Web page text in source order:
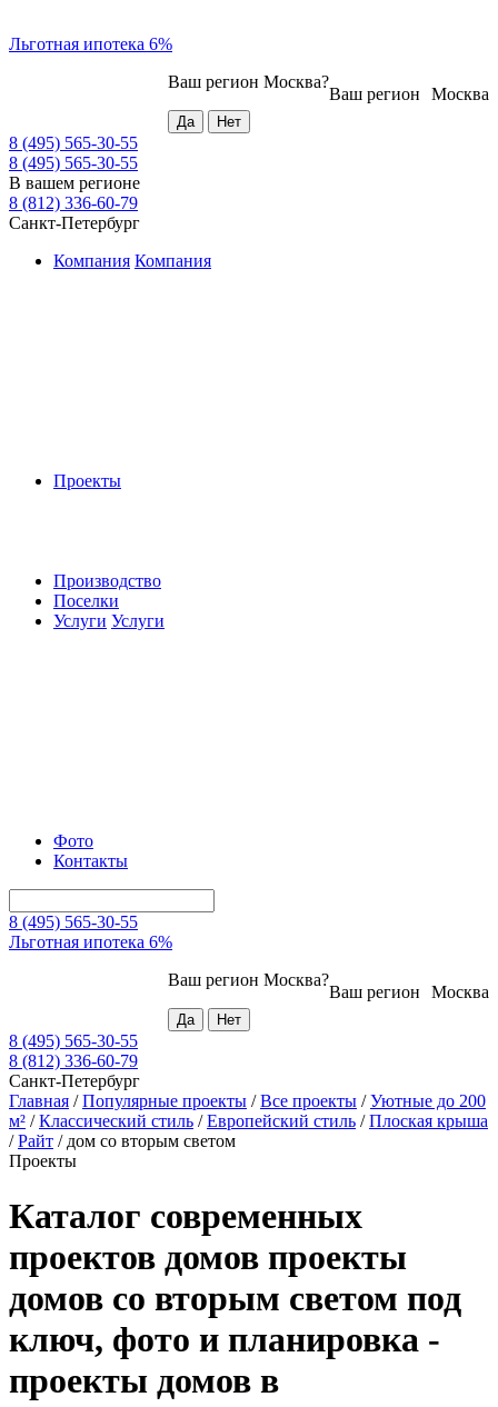
Льготная ипотека 6%
Москва
Ваш регион
Ваш регион Москва?
8 (495) 565-30-55
8 (495) 565-30-55
В вашем регионе
8 (812) 336-60-79
Санкт-Петербург
Компания Компания
Проекты
Производство
Поселки
Услуги Услуги
Фото
Контакты
8 (495) 565-30-55
Льготная ипотека 6%
Москва
Ваш регион
Ваш регион Москва?
8 (495) 565-30-55
8 (812) 336-60-79
Санкт-Петербург
Главная /Популярные проекты /Все проекты /Уютные до 200
м² /Классический стиль /Европейский стиль /Плоская крыша
/Райт / дом со вторым светом
Проекты
Каталог современных
проектов домов проекты
домов со вторым светом под
ключ, фото и планировка -
проекты домов в